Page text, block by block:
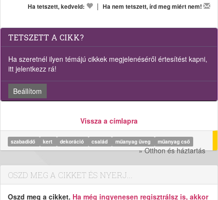
Ha tetszett, kedveld: | Ha nem tetszett, írd meg miért nem!
TETSZETT A CIKK?
Ha szeretnél ilyen témájú cikkek megjelenéséről értesítést kapni,
itt jelentkezz rá!
Beállítom
Vissza a címlapra
szabadidő kert dekoráció család műanyag üveg műanyag cső
» Otthon és háztartás
OSZD MEG A CIKKET ÉS NYERJ...
Oszd meg a cikket. Ha még ingyenesen regisztrálsz is, akkor